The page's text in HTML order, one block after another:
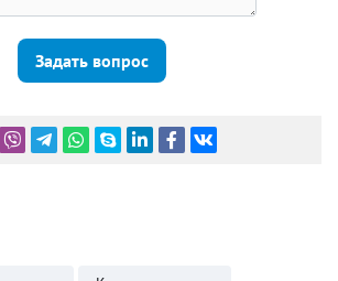
Задать вопрос